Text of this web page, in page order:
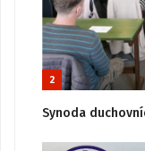
2
Synoda